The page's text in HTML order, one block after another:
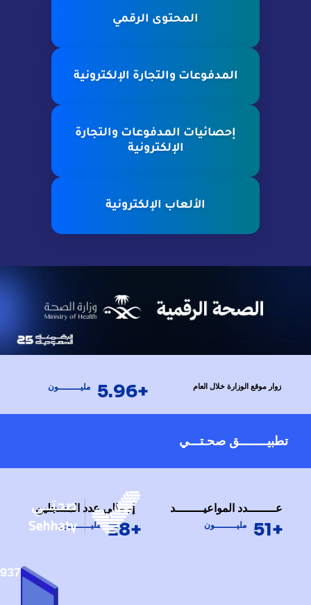
المحتوى الرقمي
المدفوعات والتجارة الإلكترونية
إحصائيات المدفوعات والتجارة
الإلكترونية
الألعاب الإلكترونية
زوار موقع الوزارة خلال العام +5.96 مليــــــــون
تطبيــــــــق صحـتـــي
عــــــــدد المواعيــــــــد
+51 مليــــــــون
إجمالي عدد المسجلين
+28 مليــــــــون
937